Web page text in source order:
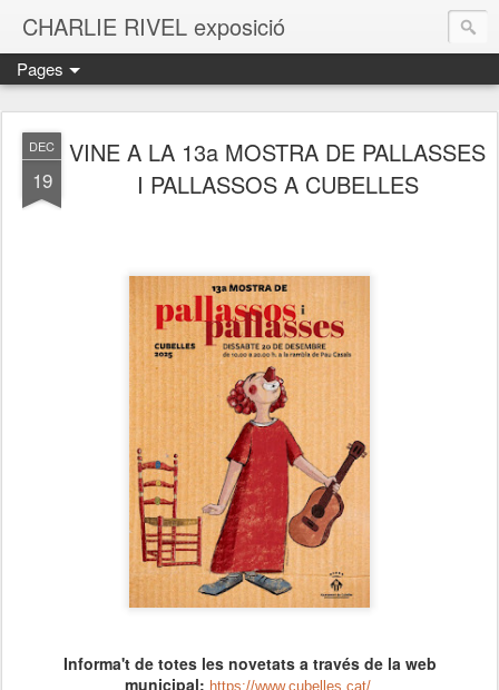
CHARLIE RIVEL exposició
Pages
DEC
19
VINE A LA 13a MOSTRA DE PALLASSES
I PALLASSOS A CUBELLES
Informa't de totes les novetats a través de la web
municipal: https://www.cubelles.cat/